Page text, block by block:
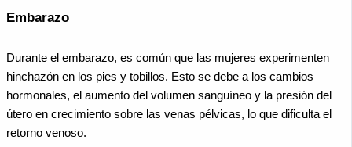
Embarazo
Durante el embarazo, es común que las mujeres experimenten
hinchazón en los pies y tobillos. Esto se debe a los cambios
hormonales, el aumento del volumen sanguíneo y la presión del
útero en crecimiento sobre las venas pélvicas, lo que dificulta el
retorno venoso.